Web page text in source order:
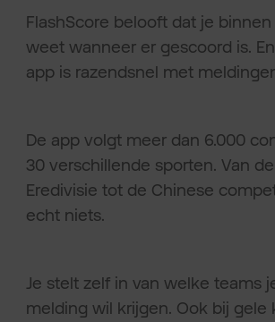
FlashScore belooft dat je
weet wanneer er gescoord is.
app is razendsnel met
De app volgt meer dan 6.000
30 verschillende sporten. Van
Eredivisie tot de Chinese
echt niets.
Je stelt zelf in van welke teams
melding wil krijgen. Ook bij gele